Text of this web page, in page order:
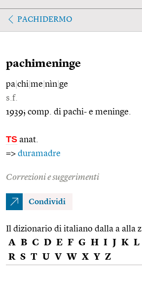
PACHIDERMO
pachimeninge
pa chi me nìn ge
s.f.
1939; comp. di pachi- e meninge.
TS anat.
=> duramadre
Correzioni e suggerimenti
Condividi
Il dizionario di italiano dalla a alla z
A B C D E F G H I J K L
R S T U V W X Y Z